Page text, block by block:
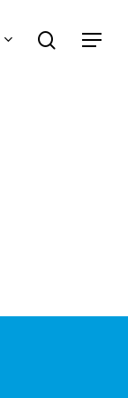
search
Menu